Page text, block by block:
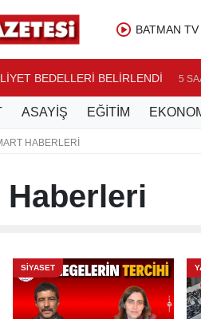
BATMAN TV
BEDELLERİ BELİRLENDİ 5
ASAYİŞ EĞİTİM
HABERLERI
Haberleri
SİYASET